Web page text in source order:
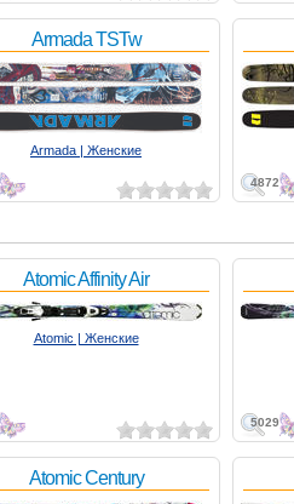
Armada TSTw
Armada | Женские
4872
Atomic Affinity Air
Atomic | Женские
5029
Atomic Century